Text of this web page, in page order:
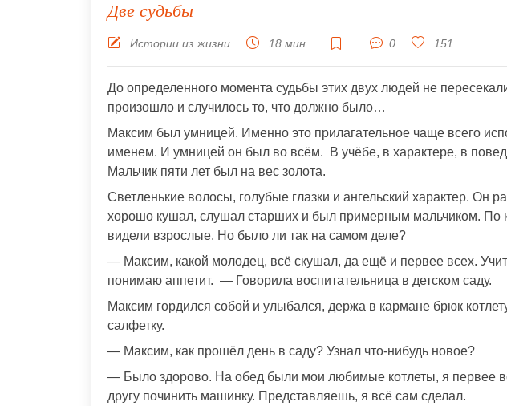
Две судьбы
Истории из жизни 18 мин. 0 151
До определенного момента судьбы этих двух людей не
произошло и случилось то, что должно было…
Максим был умницей. Именно это прилагательное чаще всего
именем. И умницей он был во всём. В учёбе, в характере, в
Мальчик пяти лет был на вес золота.
Светленькие волосы, голубые глазки и ангельский характер. Он
хорошо кушал, слушал старших и был примерным мальчиком. По
видели взрослые. Но было ли так на самом деле?
— Максим, какой молодец, всё скушал, да ещё и первее всех.
понимаю аппетит. — Говорила воспитательница в детском саду.
Максим гордился собой и улыбался, держа в кармане брюк
салфетку.
— Максим, как прошёл день в саду? Узнал что-нибудь новое?
— Было здорово. На обед были мои любимые котлеты, я первее
другу починить машинку. Представляешь, я всё сам сделал.